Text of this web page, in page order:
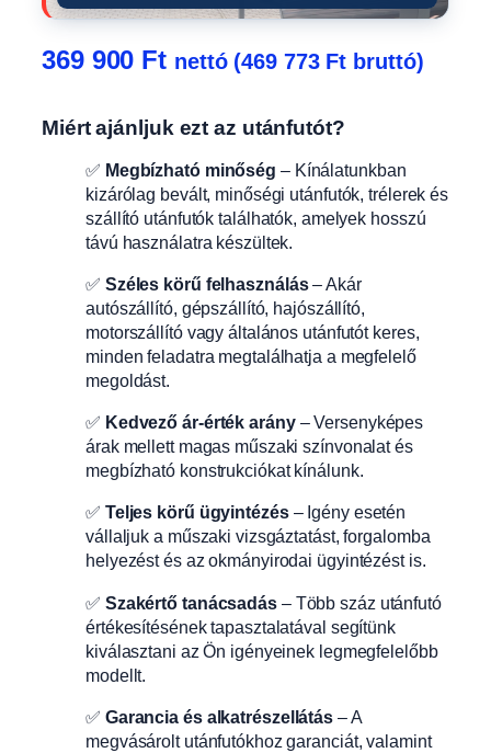
369 900 Ft nettó (469 773 Ft bruttó)
Miért ajánljuk ezt az utánfutót?
✅ Megbízható minőség – Kínálatunkban
kizárólag bevált, minőségi utánfutók, trélerek és
szállító utánfutók találhatók, amelyek hosszú
távú használatra készültek.
✅ Széles körű felhasználás– Akár
autószállító, gépszállító, hajószállító,
motorszállító vagy általános utánfutót keres,
minden feladatra megtalálhatja a megfelelő
megoldást.
✅ Kedvező ár-érték arány– Versenyképes
árak mellett magas műszaki színvonalat és
megbízható konstrukciókat kínálunk.
✅ Teljes körű ügyintézés– Igény esetén
vállaljuk a műszaki vizsgáztatást, forgalomba
helyezést és az okmányirodai ügyintézést is.
✅ Szakértő tanácsadás– Több száz utánfutó
értékesítésének tapasztalatával segítünk
kiválasztani az Ön igényeinek legmegfelelőbb
modellt.
✅ Garancia és alkatrészellátás – A
megvásárolt utánfutókhoz garanciát, valamint